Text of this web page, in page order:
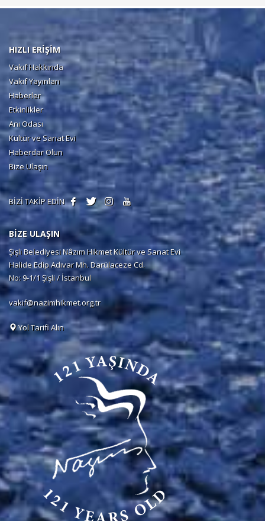
HIZLI ERİŞİM
Vakıf Hakkında
Vakıf Yayınları
Haberler
Etkinlikler
Anı Odası
Kültür ve Sanat Evi
Haberdar Olun
Bize Ulaşın
BİZİ TAKİP EDİN
BİZE ULAŞIN
Şişli Belediyesi Nâzım Hikmet Kültür ve Sanat Evi
Halide Edip Adıvar Mh. Darülaceze Cd.
No: 9-1/1 Şişli / İstanbul
vakif@nazimhikmet.org.tr
Yol Tarifi Alın